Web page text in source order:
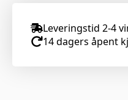
Leveringstid 2-4
14 dagers åpent